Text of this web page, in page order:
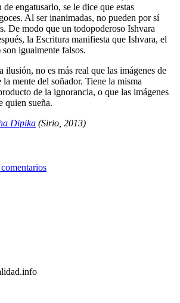
engatusarlo, se le dice que estas
Al ser inanimadas, no pueden por sí
De modo que un todopoderoso Ishvara
la Escritura manifiesta que Ishvara, el
igualmente falsos.
ilusión, no es más real que las imágenes de
mente del soñador. Tiene la misma
de la ignorancia, o que las imágenes
quien sueña.
Dipika (Sirio, 2013)